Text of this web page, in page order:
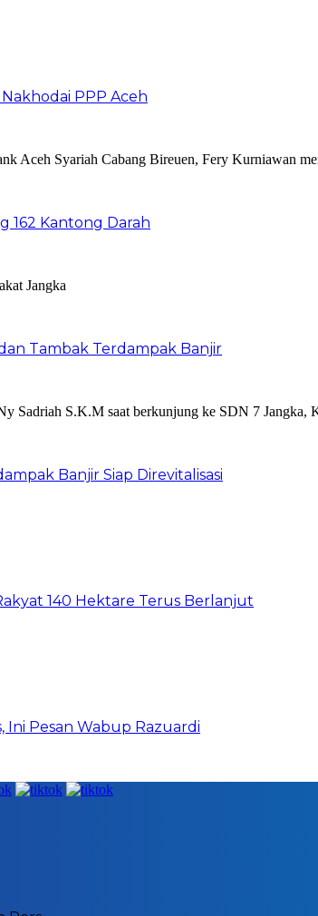
PPP Aceh
162 Kantong Darah
Tambak Terdampak Banjir
Banjir Siap Direvitalisasi
140 Hektare Terus Berlanjut
Ini Pesan Wabup Razuardi